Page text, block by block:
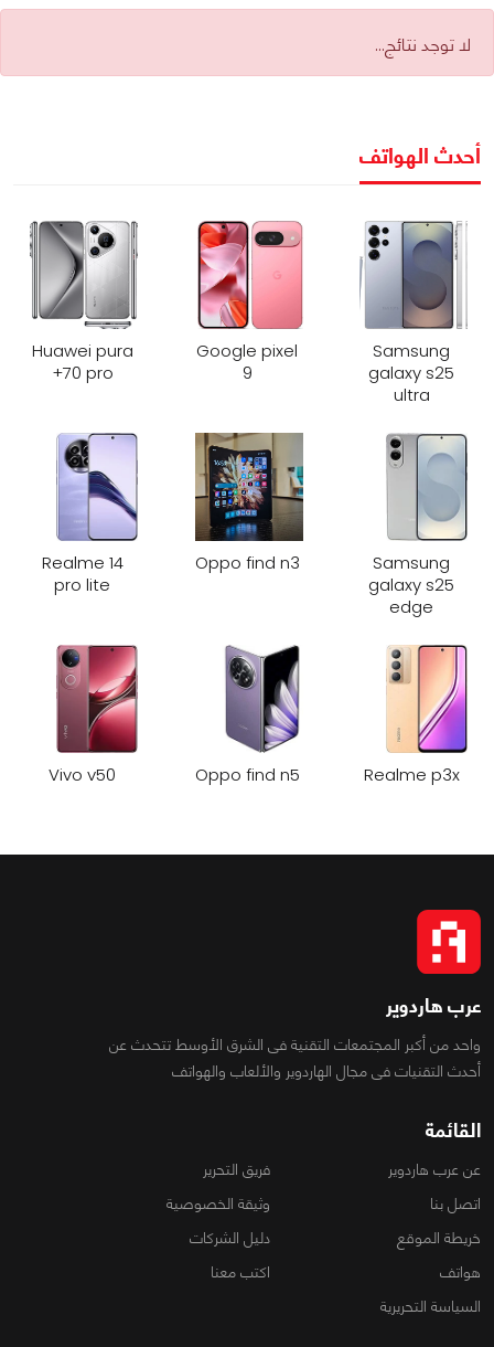
لا توجد نتائج...
أحدث الهواتف
Samsung
galaxy s25
ultra
Google pixel
9
Huawei pura
70 pro+
Samsung
galaxy s25
edge
Oppo find n3
Realme 14
pro lite
Realme p3x
Oppo find n5
Vivo v50
عرب هاردوير
واحد من أكبر المجتمعات التقنية فى الشرق الأوسط تتحدث عن
أحدث التقنيات فى مجال الهاردوير والألعاب والهواتف
القائمة
عن عرب هاردوير
فريق التحرير
اتصل بنا
وثيقة الخصوصية
خريطة الموقع
دليل الشركات
هواتف
اكتب معنا
السياسة التحريرية